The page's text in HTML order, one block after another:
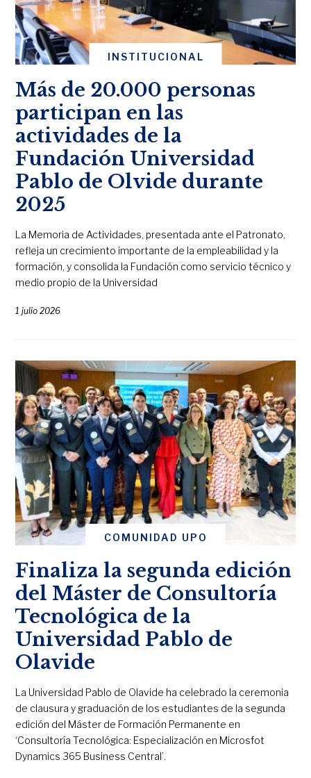
INSTITUCIONAL
Más de 20.000 personas
participan en las
actividades de la
Fundación Universidad
Pablo de Olvide durante
2025
La Memoria de Actividades, presentada ante el Patronato,
refleja un crecimiento importante de la empleabilidad y la
formación, y consolida la Fundación como servicio técnico y
medio propio de la Universidad
1 julio 2026
COMUNIDAD UPO
Finaliza la segunda edición
del Máster de Consultoría
Tecnológica de la
Universidad Pablo de
Olavide
La Universidad Pablo de Olavide ha celebrado la ceremonia
de clausura y graduación de los estudiantes de la segunda
edición del Máster de Formación Permanente en
‘Consultoría Tecnológica: Especialización en Microsfot
Dynamics 365 Business Central’.